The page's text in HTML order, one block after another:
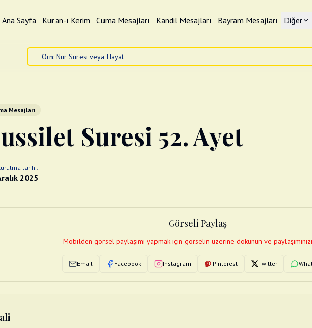
Ana Sayfa Kur'an-ı Kerim Cuma Mesajları Kandil Mesajları Bayram Mesajları Diğer
Mesajları
Suresi 52. Ayet
tarihi:
2025
Görseli Paylaş
Mobilden görsel paylaşımı yapmak için görselin üzerine dokunun ve
Email Facebook Instagram Pinterest Twitter